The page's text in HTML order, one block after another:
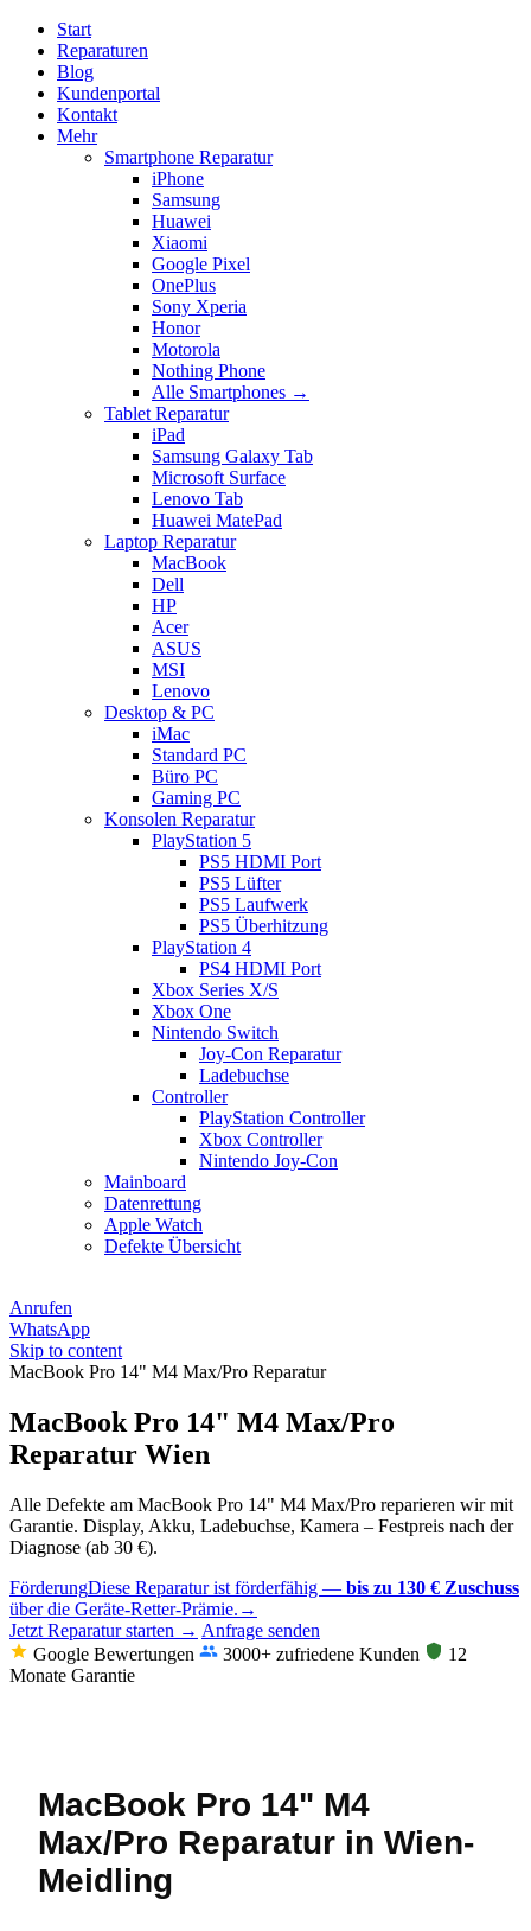
Start
Reparaturen
Blog
Kundenportal
Kontakt
Mehr
Smartphone Reparatur
iPhone
Samsung
Huawei
Xiaomi
Google Pixel
OnePlus
Sony Xperia
Honor
Motorola
Nothing Phone
Alle Smartphones →
Tablet Reparatur
iPad
Samsung Galaxy Tab
Microsoft Surface
Lenovo Tab
Huawei MatePad
Laptop Reparatur
MacBook
Dell
HP
Acer
ASUS
MSI
Lenovo
Desktop & PC
iMac
Standard PC
Büro PC
Gaming PC
Konsolen Reparatur
PlayStation 5
PS5 HDMI Port
PS5 Lüfter
PS5 Laufwerk
PS5 Überhitzung
PlayStation 4
PS4 HDMI Port
Xbox Series X/S
Xbox One
Nintendo Switch
Joy-Con Reparatur
Ladebuchse
Controller
PlayStation Controller
Xbox Controller
Nintendo Joy-Con
Mainboard
Datenrettung
Apple Watch
Defekte Übersicht
Anrufen
WhatsApp
Skip to content
MacBook Pro 14" M4 Max/Pro Reparatur
MacBook Pro 14" M4 Max/Pro
Reparatur Wien
Alle Defekte am MacBook Pro 14" M4 Max/Pro reparieren wir mit
Garantie. Display, Akku, Ladebuchse, Kamera – Festpreis nach der
Diagnose (ab 30 €).
FörderungDiese Reparatur ist förderfähig — bis zu 130 € Zuschuss
über die Geräte-Retter-Prämie. →
Jetzt Reparatur starten → Anfrage senden
Google Bewertungen
3000+ zufriedene Kunden
12
Monate Garantie
MacBook Pro 14" M4
Max/Pro Reparatur in Wien-
Meidling